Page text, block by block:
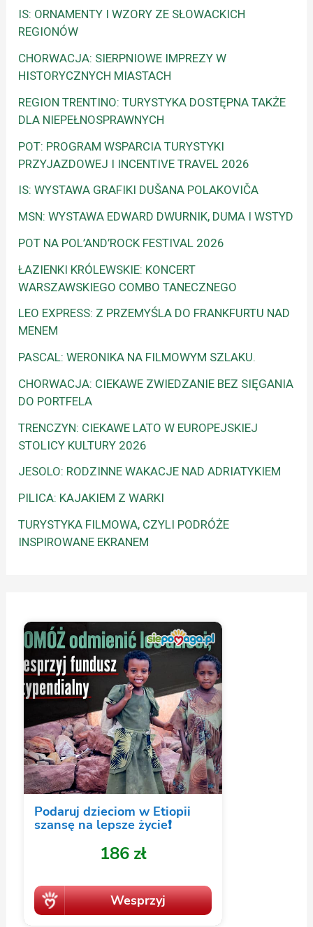
IS: ORNAMENTY I WZORY ZE SŁOWACKICH
REGIONÓW
CHORWACJA: SIERPNIOWE IMPREZY W
HISTORYCZNYCH MIASTACH
REGION TRENTINO: TURYSTYKA DOSTĘPNA TAKŻE
DLA NIEPEŁNOSPRAWNYCH
POT: PROGRAM WSPARCIA TURYSTYKI
PRZYJAZDOWEJ I INCENTIVE TRAVEL 2026
IS: WYSTAWA GRAFIKI DUŠANA POLAKOVIČA
MSN: WYSTAWA EDWARD DWURNIK, DUMA I WSTYD
POT NA POL’AND’ROCK FESTIVAL 2026
ŁAZIENKI KRÓLEWSKIE: KONCERT
WARSZAWSKIEGO COMBO TANECZNEGO
LEO EXPRESS: Z PRZEMYŚLA DO FRANKFURTU NAD
MENEM
PASCAL: WERONIKA NA FILMOWYM SZLAKU.
CHORWACJA: CIEKAWE ZWIEDZANIE BEZ SIĘGANIA
DO PORTFELA
TRENCZYN: CIEKAWE LATO W EUROPEJSKIEJ
STOLICY KULTURY 2026
JESOLO: RODZINNE WAKACJE NAD ADRIATYKIEM
PILICA: KAJAKIEM Z WARKI
TURYSTYKA FILMOWA, CZYLI PODRÓŻE
INSPIROWANE EKRANEM